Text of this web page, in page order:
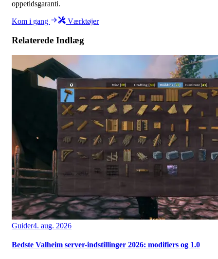
oppetidsgaranti.
Kom i gang Værktøjer
Relaterede Indlæg
Guider4. aug. 2026
Bedste Valheim server-indstillinger 2026: modifiers og 1.0